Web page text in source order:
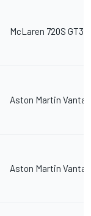
McLaren 720S GT3
Aston Martin
Aston Martin